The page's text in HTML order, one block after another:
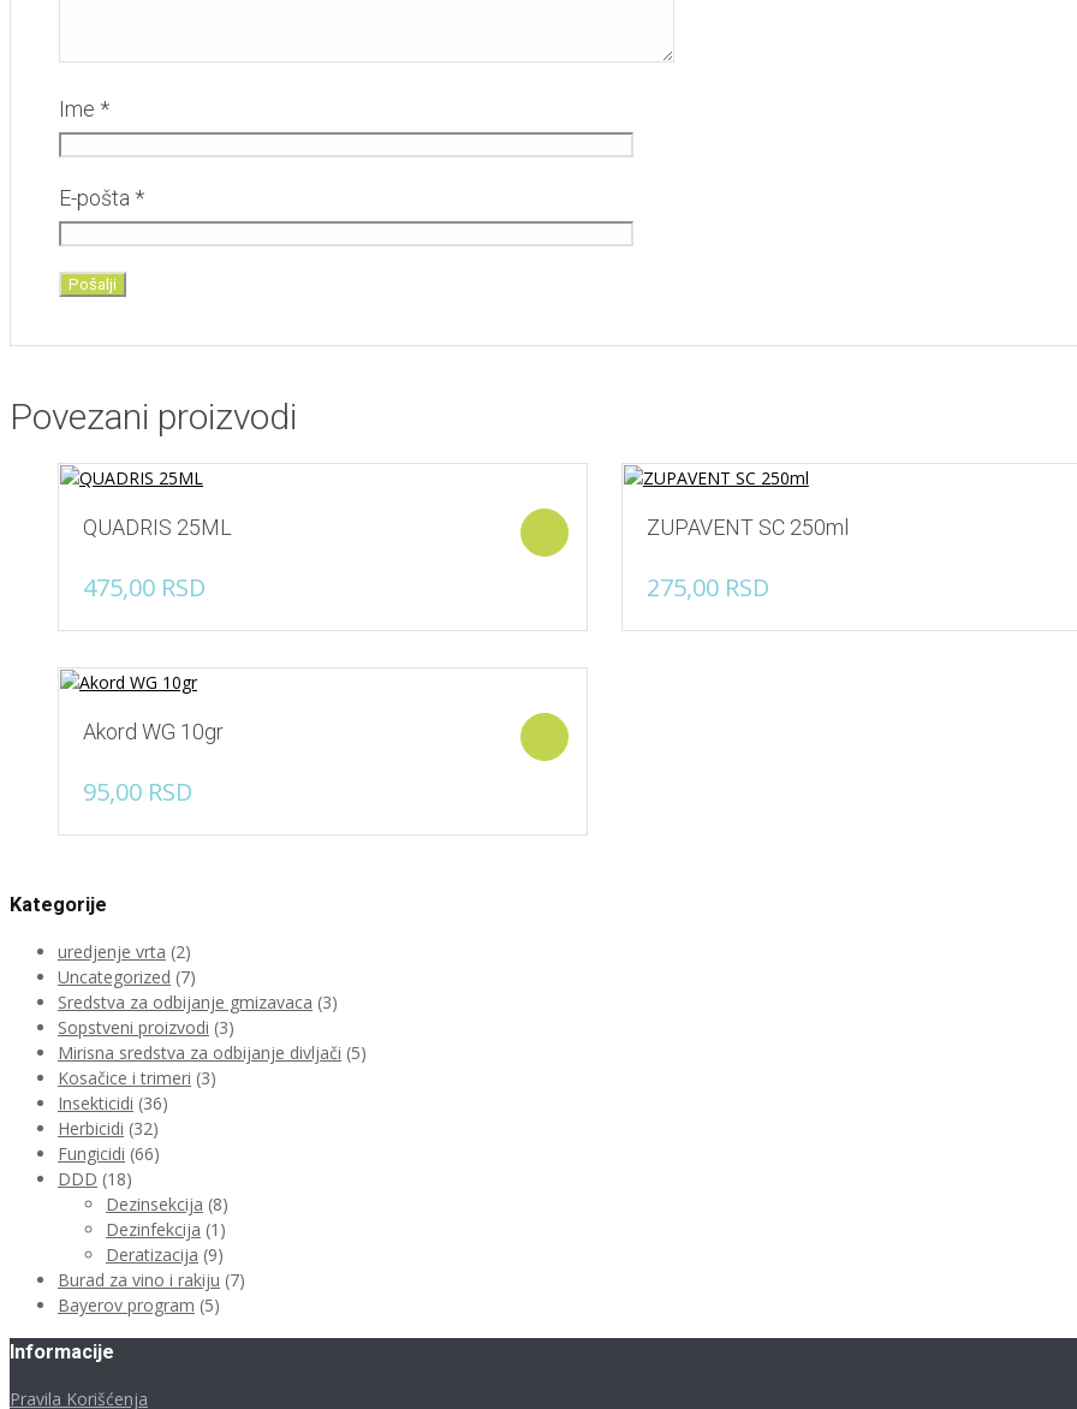
Ime *
E-pošta *
Povezani proizvodi
QUADRIS 25ML
475,00 RSD
Add to cartZUPAVENT SC 250ml
275,00 RSD
Akord WG 10gr
95,00 RSD
Kategorije
uredjenje vrta (2)
Uncategorized (7)
Sredstva za odbijanje gmizavaca (3)
Sopstveni proizvodi (3)
Mirisna sredstva za odbijanje divljači (5)
Kosačice i trimeri (3)
Insekticidi (36)
Herbicidi (32)
Fungicidi (66)
DDD (18)
Dezinsekcija (8)
Dezinfekcija (1)
Deratizacija (9)
Burad za vino i rakiju (7)
Bayerov program (5)
Informacije
Pravila Korišćenja